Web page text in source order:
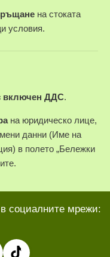
на стоката
условия.
включен ДДС.
на юридическо лице,
данни (Име на
в полето „Бележки
социалните мрежи: